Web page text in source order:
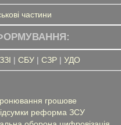
частини
ФОРМУВАННЯ:
| СБУ| СЗР| УДО
грошове
реформа ЗСУ